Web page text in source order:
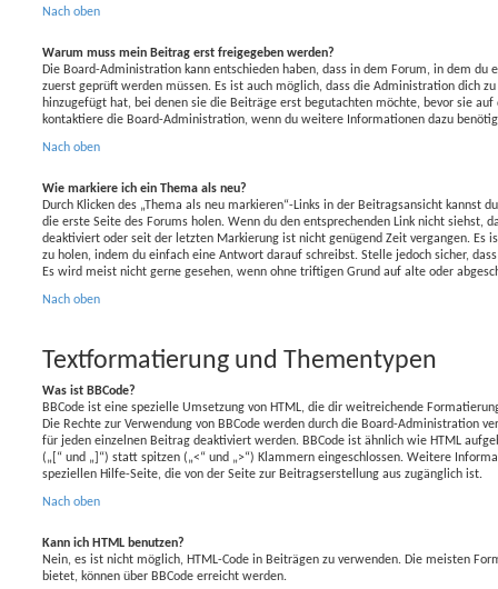
Nach oben
Warum muss mein Beitrag erst freigegeben werden?
Die Board-Administration kann entschieden haben, dass in dem Forum, in dem
zuerst geprüft werden müssen. Es ist auch möglich, dass die Administration dich
hinzugefügt hat, bei denen sie die Beiträge erst begutachten möchte, bevor sie
kontaktiere die Board-Administration, wenn du weitere Informationen dazu
Nach oben
Wie markiere ich ein Thema als neu?
Durch Klicken des „Thema als neu markieren“-Links in der Beitragsansicht kannst
die erste Seite des Forums holen. Wenn du den entsprechenden Link nicht siehst,
deaktiviert oder seit der letzten Markierung ist nicht genügend Zeit vergangen. Es
zu holen, indem du einfach eine Antwort darauf schreibst. Stelle jedoch sicher,
Es wird meist nicht gerne gesehen, wenn ohne triftigen Grund auf alte oder
Nach oben
Textformatierung und Thementypen
Was ist BBCode?
BBCode ist eine spezielle Umsetzung von HTML, die dir weitreichende
Die Rechte zur Verwendung von BBCode werden durch die Board-Administration
für jeden einzelnen Beitrag deaktiviert werden. BBCode ist ähnlich wie HTML
(„[“ und „]“) statt spitzen („<“ und „>“) Klammern eingeschlossen. Weitere
speziellen Hilfe-Seite, die von der Seite zur Beitragserstellung aus zugänglich ist.
Nach oben
Kann ich HTML benutzen?
Nein, es ist nicht möglich, HTML-Code in Beiträgen zu verwenden. Die meisten
bietet, können über BBCode erreicht werden.